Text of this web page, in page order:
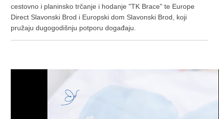
cestovno i planinsko trčanje i hodanje "TK Brace" te Europe
Direct Slavonski Brod i Europski dom Slavonski Brod, koji
pružaju dugogodišnju potporu događaju.